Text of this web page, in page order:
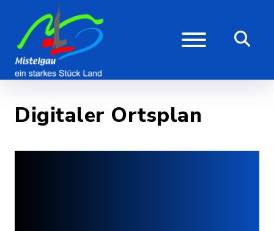
Digitaler Ortsplan